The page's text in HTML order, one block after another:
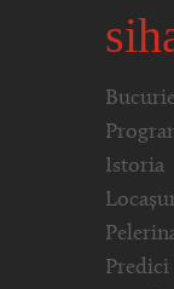
Istoria
Predici